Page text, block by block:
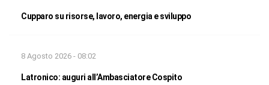
Cupparo su risorse, lavoro, energia e sviluppo
8 Agosto 2026 - 08:02
Latronico: auguri all’Ambasciatore Cospito